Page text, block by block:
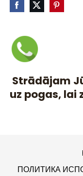
Strādājam
uz pogas, lai
ПОЛИТИКА